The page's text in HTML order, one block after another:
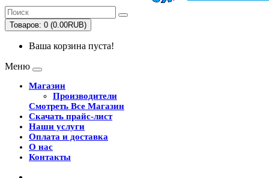
Товаров: 0 (0.00RUB)
Ваша корзина пуста!
Меню
Магазин
Производители
Смотреть Все Магазин
Скачать прайс-лист
Наши услуги
Оплата и доставка
О нас
Контакты